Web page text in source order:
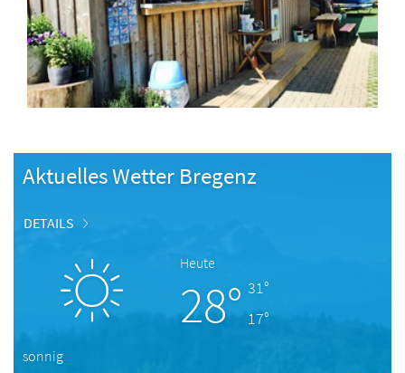
Aktuelles Wetter Bregenz
DETAILS
Heute
28° 31°
17°
sonnig